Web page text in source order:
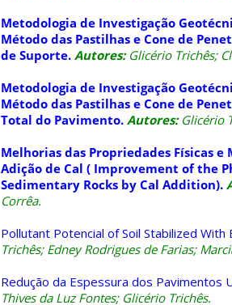
Metodologia de Investigação
Método das Pastilhas e Cone de
de Suporte. Autores:Glicério Trichês;
Metodologia de Investigação
Método das Pastilhas e Cone de
Total do Pavimento. Autores: Glicério
Melhorias das Propriedades Físicas e
Adição de Cal ( Improvement of the
Sedimentary Rocks by Cal Addition).
Corrêa.
Pollutant Potencial of Soil Stabilized
Trichês; Edney Rodrigues de Farias;
Redução da Espessura dos Pavimentos
Thives da Luz Fontes; Glicério Trichês.